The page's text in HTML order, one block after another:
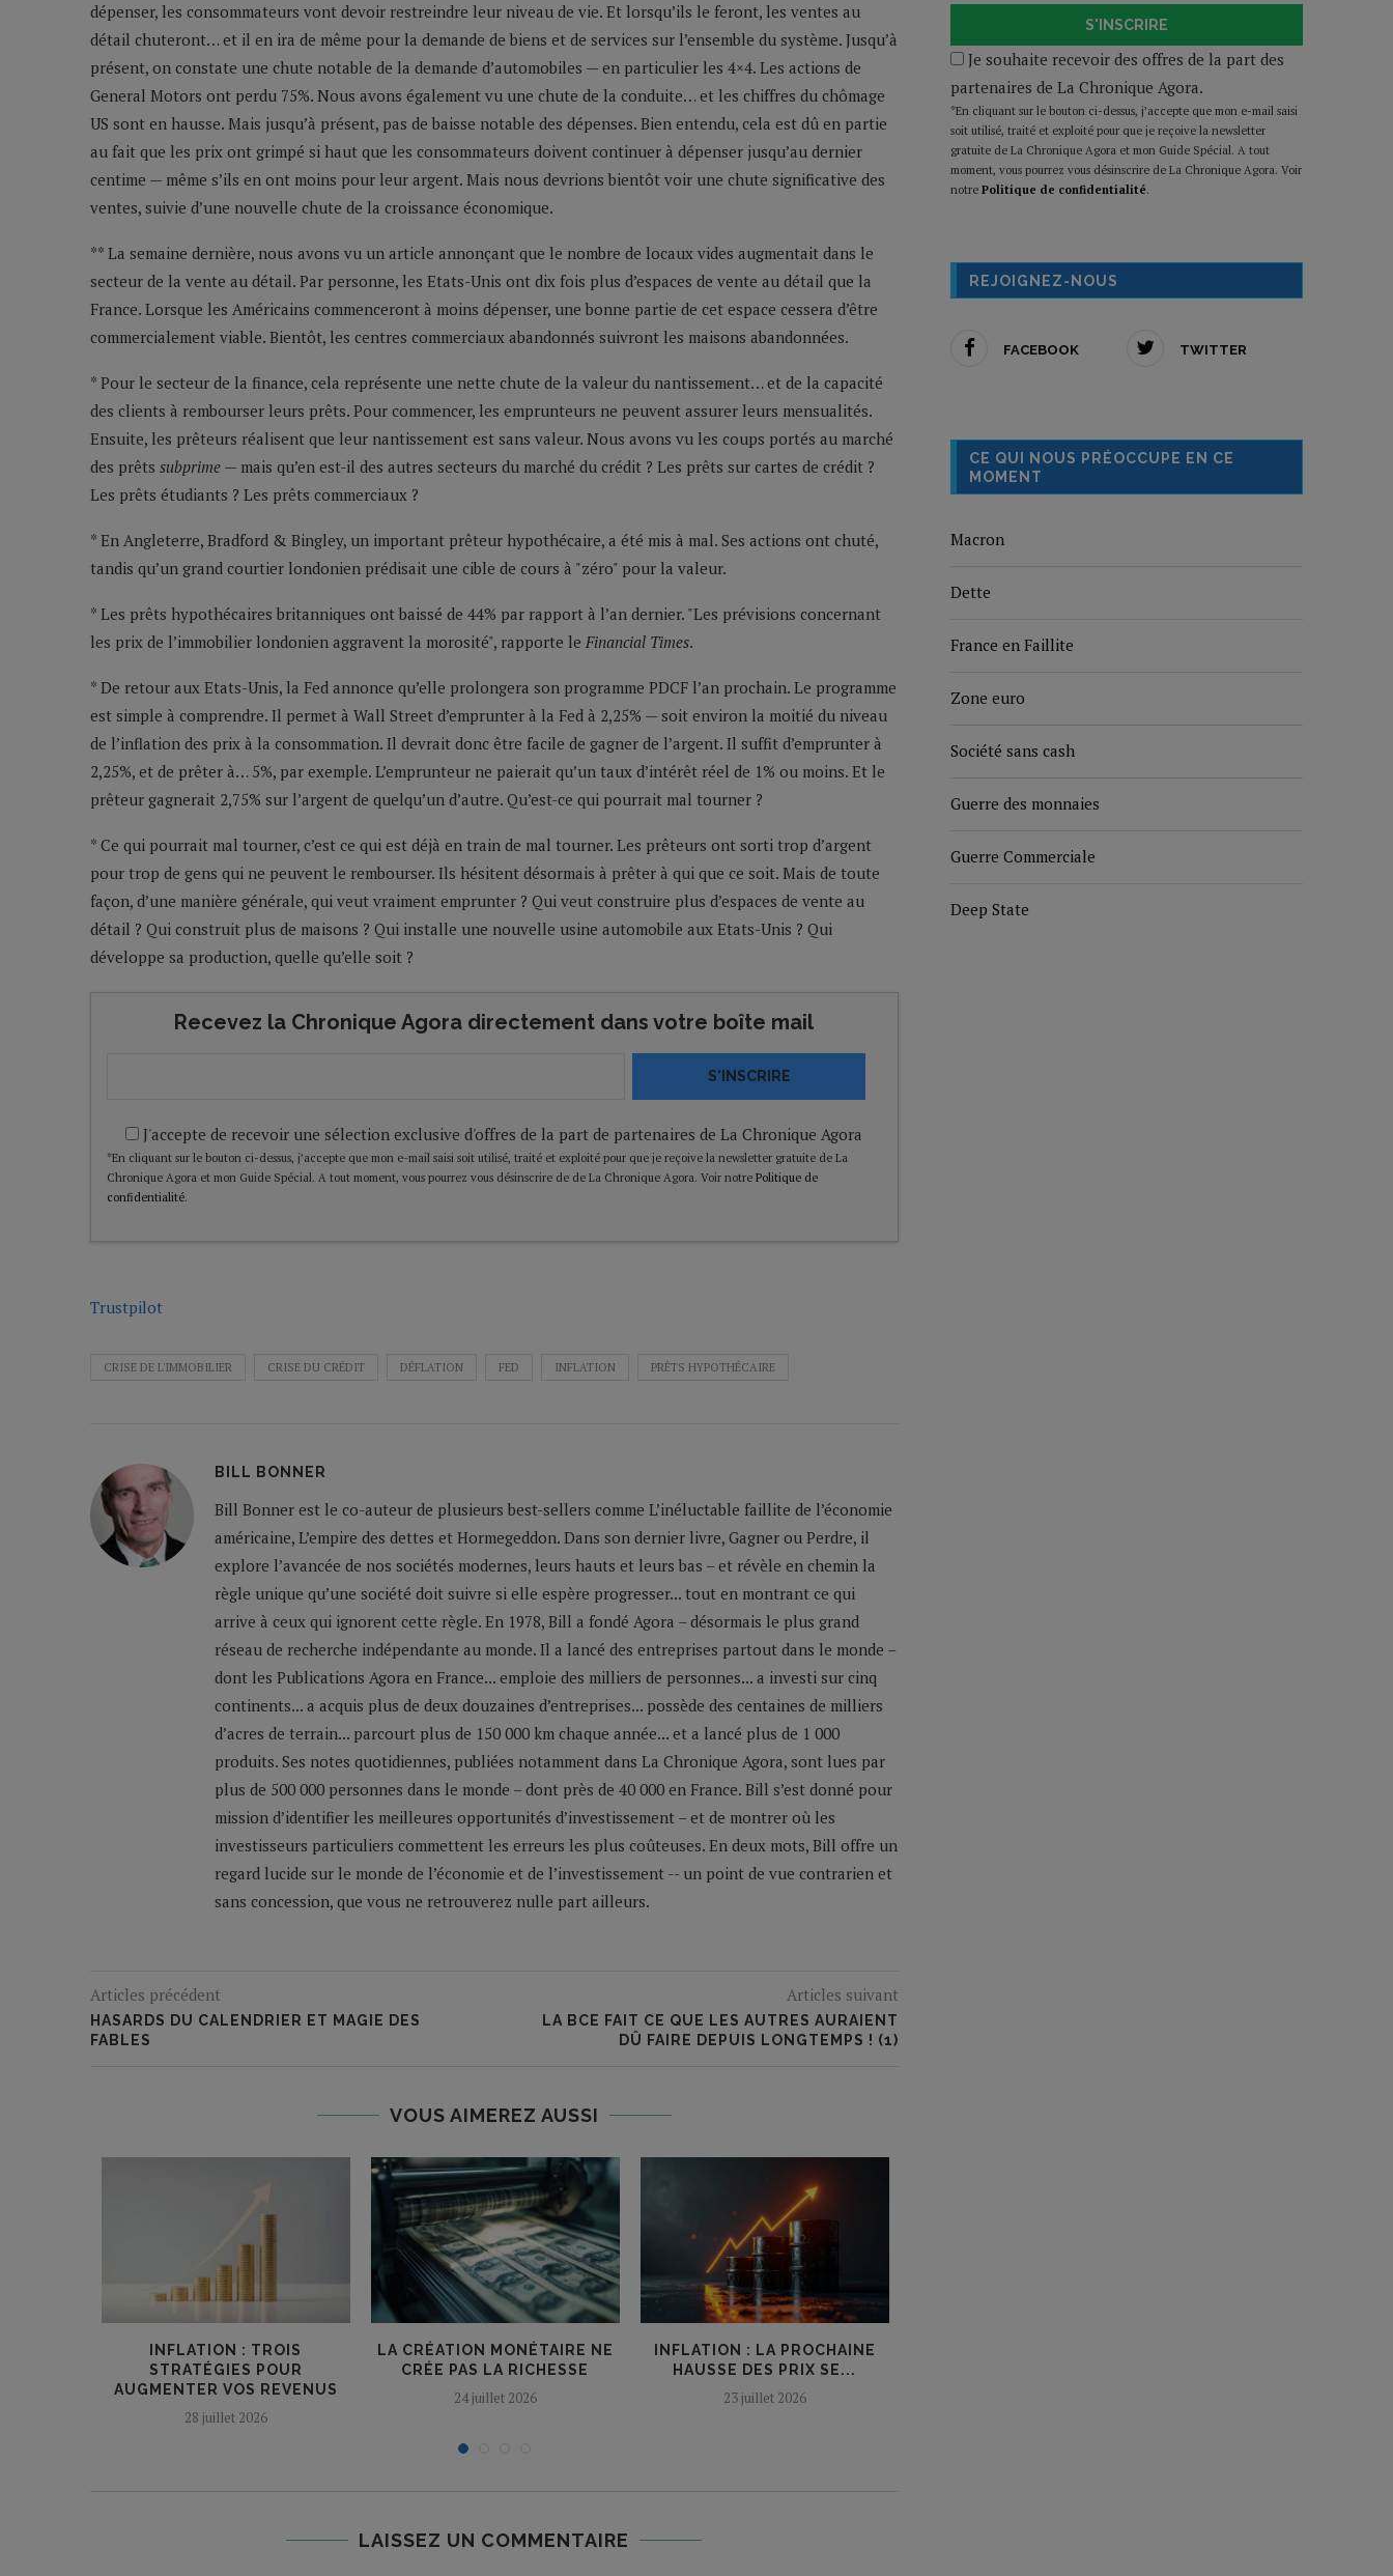
dépenser, les consommateurs vont devoir restreindre leur niveau de vie. Et lorsqu’ils le feront, les ventes au
détail chuteront… et il en ira de même pour la demande de biens et de services sur l’ensemble du système. Jusqu’à
présent, on constate une chute notable de la demande d’automobiles — en particulier les 4×4. Les actions de
General Motors ont perdu 75%. Nous avons également vu une chute de la conduite… et les chiffres du chômage
US sont en hausse. Mais jusqu’à présent, pas de baisse notable des dépenses. Bien entendu, cela est dû en partie
au fait que les prix ont grimpé si haut que les consommateurs doivent continuer à dépenser jusqu’au dernier
centime — même s’ils en ont moins pour leur argent. Mais nous devrions bientôt voir une chute significative des
ventes, suivie d’une nouvelle chute de la croissance économique.
** La semaine dernière, nous avons vu un article annonçant que le nombre de locaux vides augmentait dans le
secteur de la vente au détail. Par personne, les Etats-Unis ont dix fois plus d’espaces de vente au détail que la
France. Lorsque les Américains commenceront à moins dépenser, une bonne partie de cet espace cessera d’être
commercialement viable. Bientôt, les centres commerciaux abandonnés suivront les maisons abandonnées.
* Pour le secteur de la finance, cela représente une nette chute de la valeur du nantissement… et de la capacité
des clients à rembourser leurs prêts. Pour commencer, les emprunteurs ne peuvent assurer leurs mensualités.
Ensuite, les prêteurs réalisent que leur nantissement est sans valeur. Nous avons vu les coups portés au marché
des prêts subprime — mais qu’en est-il des autres secteurs du marché du crédit ? Les prêts sur cartes de crédit ?
Les prêts étudiants ? Les prêts commerciaux ?
* En Angleterre, Bradford & Bingley, un important prêteur hypothécaire, a été mis à mal. Ses actions ont chuté,
tandis qu’un grand courtier londonien prédisait une cible de cours à "zéro" pour la valeur.
* Les prêts hypothécaires britanniques ont baissé de 44% par rapport à l’an dernier. "Les prévisions concernant
les prix de l’immobilier londonien aggravent la morosité", rapporte le Financial Times.
* De retour aux Etats-Unis, la Fed annonce qu’elle prolongera son programme PDCF l’an prochain. Le programme
est simple à comprendre. Il permet à Wall Street d’emprunter à la Fed à 2,25% — soit environ la moitié du niveau
de l’inflation des prix à la consommation. Il devrait donc être facile de gagner de l’argent. Il suffit d’emprunter à
2,25%, et de prêter à… 5%, par exemple. L’emprunteur ne paierait qu’un taux d’intérêt réel de 1% ou moins. Et le
prêteur gagnerait 2,75% sur l’argent de quelqu’un d’autre. Qu’est-ce qui pourrait mal tourner ?
* Ce qui pourrait mal tourner, c’est ce qui est déjà en train de mal tourner. Les prêteurs ont sorti trop d’argent
pour trop de gens qui ne peuvent le rembourser. Ils hésitent désormais à prêter à qui que ce soit. Mais de toute
façon, d’une manière générale, qui veut vraiment emprunter ? Qui veut construire plus d’espaces de vente au
détail ? Qui construit plus de maisons ? Qui installe une nouvelle usine automobile aux Etats-Unis ? Qui
développe sa production, quelle qu’elle soit ?
Recevez la Chronique Agora directement dans votre boîte mail
S'INSCRIRE
J'accepte de recevoir une sélection exclusive d'offres de la part de partenaires de La Chronique Agora
*En cliquant sur le bouton ci-dessus, j’accepte que mon e-mail saisi soit utilisé, traité et exploité pour que je reçoive la newsletter gratuite de La
Chronique Agora et mon Guide Spécial. A tout moment, vous pourrez vous désinscrire de de La Chronique Agora. Voir notre Politique de
confidentialité.
Trustpilot
CRISE DE L'IMMOBILIER CRISE DU CRÉDIT DÉFLATION FED INFLATION PRÊTS HYPOTHÉCAIRE
BILL BONNER
Bill Bonner est le co-auteur de plusieurs best-sellers comme L’inéluctable faillite de l’économie
américaine, L’empire des dettes et Hormegeddon. Dans son dernier livre, Gagner ou Perdre, il
explore l’avancée de nos sociétés modernes, leurs hauts et leurs bas – et révèle en chemin la
règle unique qu’une société doit suivre si elle espère progresser... tout en montrant ce qui
arrive à ceux qui ignorent cette règle. En 1978, Bill a fondé Agora – désormais le plus grand
réseau de recherche indépendante au monde. Il a lancé des entreprises partout dans le monde –
dont les Publications Agora en France... emploie des milliers de personnes... a investi sur cinq
continents... a acquis plus de deux douzaines d’entreprises... possède des centaines de milliers
d’acres de terrain... parcourt plus de 150 000 km chaque année... et a lancé plus de 1 000
produits. Ses notes quotidiennes, publiées notamment dans La Chronique Agora, sont lues par
plus de 500 000 personnes dans le monde – dont près de 40 000 en France. Bill s’est donné pour
mission d’identifier les meilleures opportunités d’investissement – et de montrer où les
investisseurs particuliers commettent les erreurs les plus coûteuses. En deux mots, Bill offre un
regard lucide sur le monde de l’économie et de l’investissement -- un point de vue contrarien et
sans concession, que vous ne retrouverez nulle part ailleurs.
Articles précédent
HASARDS DU CALENDRIER ET MAGIE DES
FABLES
Articles suivant
LA BCE FAIT CE QUE LES AUTRES AURAIENT
DÛ FAIRE DEPUIS LONGTEMPS ! (1)
VOUS AIMEREZ AUSSI
INFLATION : TROIS
STRATÉGIES POUR
AUGMENTER VOS REVENUS
28 juillet 2026
LA CRÉATION MONÉTAIRE NE
CRÉE PAS LA RICHESSE
24 juillet 2026
INFLATION : LA PROCHAINE
HAUSSE DES PRIX SE...
23 juillet 2026
LAISSEZ UN COMMENTAIRE
S'INSCRIRE
Je souhaite recevoir des offres de la part des
partenaires de La Chronique Agora.
*En cliquant sur le bouton ci-dessus, j’accepte que mon e-mail saisi
soit utilisé, traité et exploité pour que je reçoive la newsletter
gratuite de La Chronique Agora et mon Guide Spécial. A tout
moment, vous pourrez vous désinscrire de La Chronique Agora. Voir
notre Politique de confidentialité.
REJOIGNEZ-NOUS
FACEBOOK TWITTER
CE QUI NOUS PRÉOCCUPE EN CE
MOMENT
Macron
Dette
France en Faillite
Zone euro
Société sans cash
Guerre des monnaies
Guerre Commerciale
Deep State